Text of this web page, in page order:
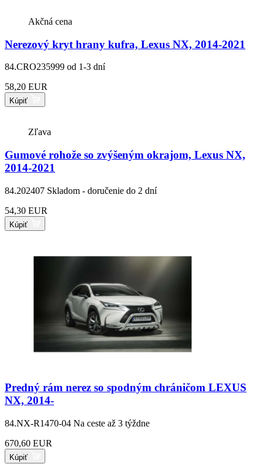
Akčná cena
Nerezový kryt hrany kufra, Lexus NX, 2014-2021
84.CRO235999 od 1-3 dní
58,20 EUR
Kúpiť
Zľava
Gumové rohože so zvýšeným okrajom, Lexus NX,
2014-2021
84.202407 Skladom - doručenie do 2 dní
54,30 EUR
Kúpiť
Predný rám nerez so spodným chráničom LEXUS
NX, 2014-
84.NX-R1470-04 Na ceste až 3 týždne
670,60 EUR
Kúpiť